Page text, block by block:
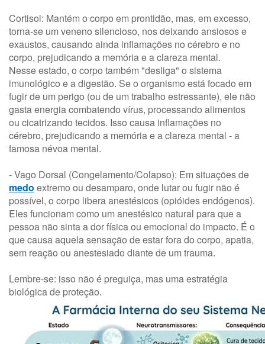
Cortisol: Mantém o corpo em prontidão, mas, em excesso,
torna-se um veneno silencioso, nos deixando ansiosos e
exaustos, causando ainda inflamações no cérebro e no
corpo, prejudicando a memória e a clareza mental.
Nesse estado, o corpo também "desliga" o sistema
imunológico e a digestão. Se o organismo está focado em
fugir de um perigo (ou de um trabalho estressante), ele não
gasta energia combatendo vírus, processando alimentos
ou cicatrizando tecidos. Isso causa inflamações no
cérebro, prejudicando a memória e a clareza mental - a
famosa névoa mental.
- Vago Dorsal (Congelamento/Colapso): Em situações de
medo extremo ou desamparo, onde lutar ou fugir não é
possível, o corpo libera anestésicos (opióides endógenos).
Eles funcionam como um anestésico natural para que a
pessoa não sinta a dor física ou emocional do impacto. É o
que causa aquela sensação de estar fora do corpo, apatia,
sem reação ou anestesiado diante de um trauma.
Lembre-se: isso não é preguiça, mas uma estratégia
biológica de proteção.